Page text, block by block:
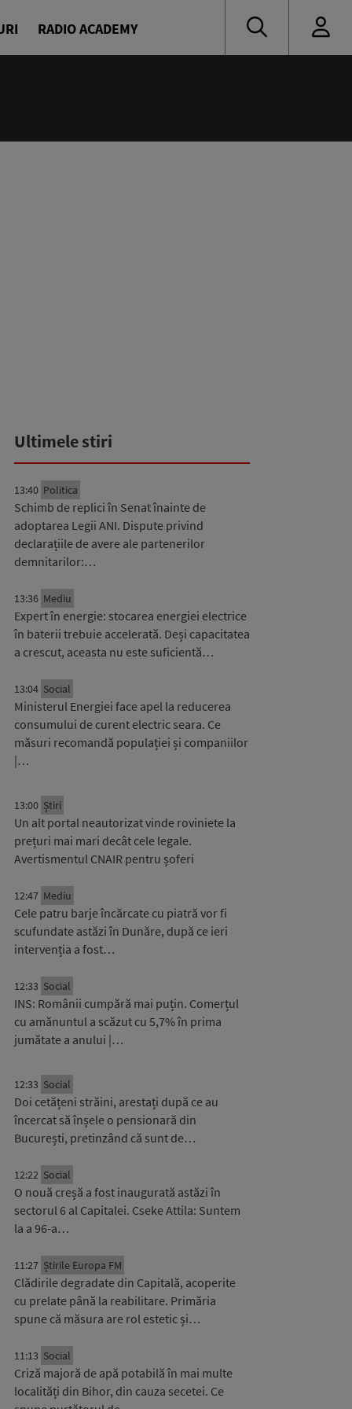
RADIO ACADEMY
Ultimele stiri
13:40 Politica
Schimb de replici în Senat înainte de
adoptarea Legii ANI. Dispute privind
declarațiile de avere ale partenerilor
demnitarilor:…
13:36 Mediu
Expert în energie: stocarea energiei electrice
în baterii trebuie accelerată. Deși capacitatea
a crescut, aceasta nu este suficientă…
13:04 Social
Ministerul Energiei face apel la reducerea
consumului de curent electric seara. Ce
măsuri recomandă populației și companiilor
|…
13:00 Știri
Un alt portal neautorizat vinde roviniete la
prețuri mai mari decât cele legale.
Avertismentul CNAIR pentru șoferi
12:47 Mediu
Cele patru barje încărcate cu piatră vor fi
scufundate astăzi în Dunăre, după ce ieri
intervenția a fost…
12:33 Social
INS: Românii cumpără mai puțin. Comerțul
cu amănuntul a scăzut cu 5,7% în prima
jumătate a anului |…
12:33 Social
Doi cetățeni străini, arestați după ce au
încercat să înșele o pensionară din
București, pretinzând că sunt de…
12:22 Social
O nouă creșă a fost inaugurată astăzi în
sectorul 6 al Capitalei. Cseke Attila: Suntem
la a 96-a…
11:27 Știrile Europa FM
Clădirile degradate din Capitală, acoperite
cu prelate până la reabilitare. Primăria
spune că măsura are rol estetic și…
11:13 Social
Criză majoră de apă potabilă în mai multe
localități din Bihor, din cauza secetei. Ce